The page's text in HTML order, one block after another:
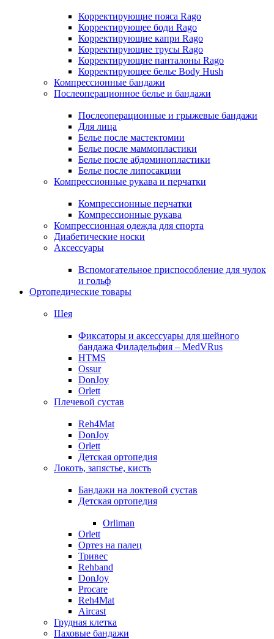
Корректирующие пояса Rago
Корректирующее боди Rago
Корректирующие капри Rago
Корректирующие трусы Rago
Корректирующие панталоны Rago
Корректирующее белье Body Hush
Компрессионные бандажи
Послеоперационное белье и бандажи
Послеоперационные и грыжевые бандажи
Для лица
Белье после мастектомии
Белье после маммопластики
Белье после абдоминопластики
Белье после липосакции
Компрессионные рукава и перчатки
Компрессионные перчатки
Компрессионные рукава
Компрессионная одежда для спорта
Диабетические носки
Аксессуары
Вспомогательное приспособление для чулок
и гольф
Ортопедические товары
Шея
Фиксаторы и аксессуары для шейного
бандажа Филадельфия – MedVRus
HTMS
Ossur
DonJoy
Orlett
Плечевой сустав
Reh4Mat
DonJoy
Orlett
Детская ортопедия
Локоть, запястье, кисть
Бандажи на локтевой сустав
Детская ортопедия
Orliman
Orlett
Ортез на палец
Тривес
Rehband
DonJoy
Procare
Reh4Mat
Aircast
Грудная клетка
Паховые бандажи